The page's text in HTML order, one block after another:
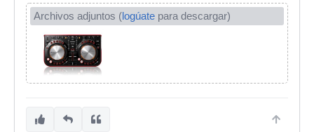
Archivos adjuntos (logúate para descargar)